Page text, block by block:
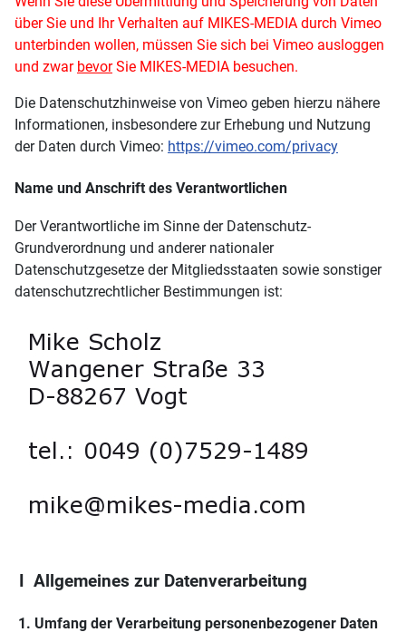
über Sie und Ihr Verhalten auf MIKES-MEDIA durch Vimeo
unterbinden wollen, müssen Sie sich bei Vimeo ausloggen
und zwar bevorSie MIKES-MEDIA besuchen.
Die Datenschutzhinweise von Vimeo geben hierzu nähere
Informationen, insbesondere zur Erhebung und Nutzung
der Daten durch Vimeo: https://vimeo.com/privacy
Name und Anschrift des Verantwortlichen
Der Verantwortliche im Sinne der Datenschutz-
Grundverordnung und anderer nationaler
Datenschutzgesetze der Mitgliedsstaaten sowie sonstiger
datenschutzrechtlicher Bestimmungen ist:
I Allgemeines zur Datenverarbeitung
1. Umfang der Verarbeitung personenbezogener Daten